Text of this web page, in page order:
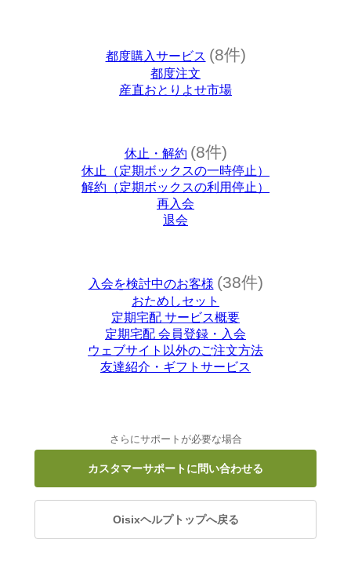
都度購入サービス (8件)
都度注文
産直おとりよせ市場
休止・解約 (8件)
休止（定期ボックスの一時停止）
解約（定期ボックスの利用停止）
再入会
退会
入会を検討中のお客様 (38件)
おためしセット
定期宅配 サービス概要
定期宅配 会員登録・入会
ウェブサイト以外のご注文方法
友達紹介・ギフトサービス